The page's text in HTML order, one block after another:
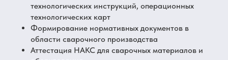
технологических инструкций, операционных
технологических карт
Формирование нормативных документов в
области сварочного производства
Аттестация НАКС для сварочных материалов и